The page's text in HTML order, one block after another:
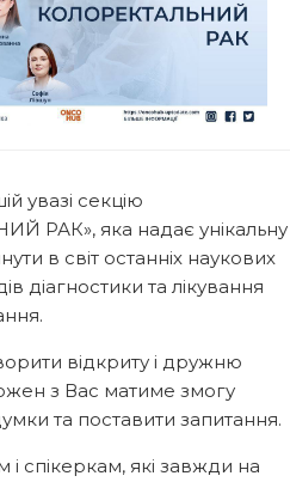
увазі секцію
РАК», яка надає унікальну
в світ останніх наукових
діагностики та лікування
відкриту і дружню
з Вас матиме змогу
та поставити запитання.
і спікеркам, які завжди на